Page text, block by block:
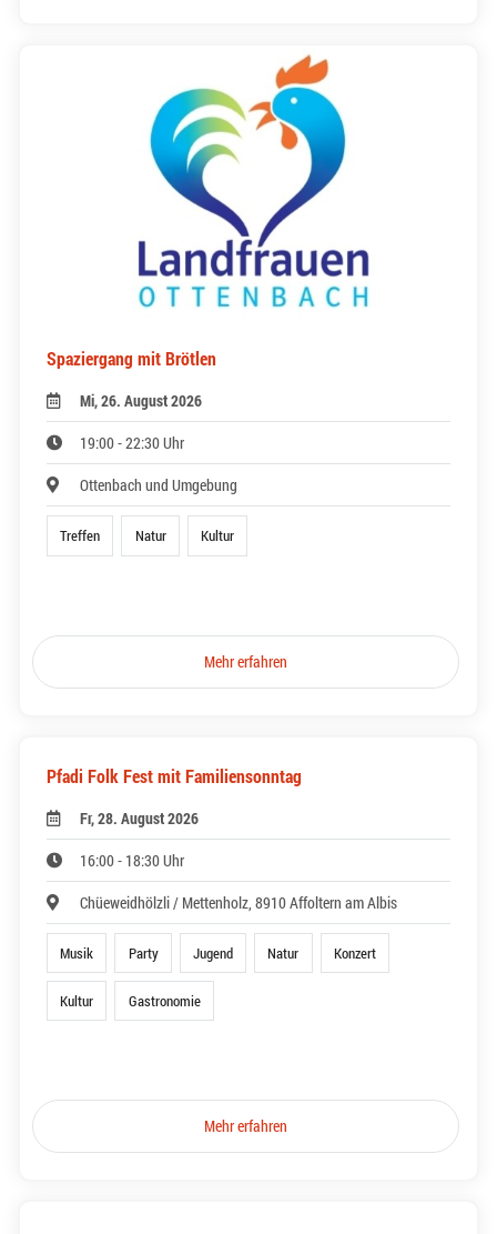
Spaziergang mit Brötlen
Mi, 26. August 2026
19:00 - 22:30 Uhr
Ottenbach und Umgebung
Treffen Natur Kultur
Mehr erfahren
Pfadi Folk Fest mit Familiensonntag
Fr, 28. August 2026
16:00 - 18:30 Uhr
Chüeweidhölzli / Mettenholz, 8910 Affoltern am Albis
Musik Party Jugend Natur Konzert
Kultur Gastronomie
Mehr erfahren